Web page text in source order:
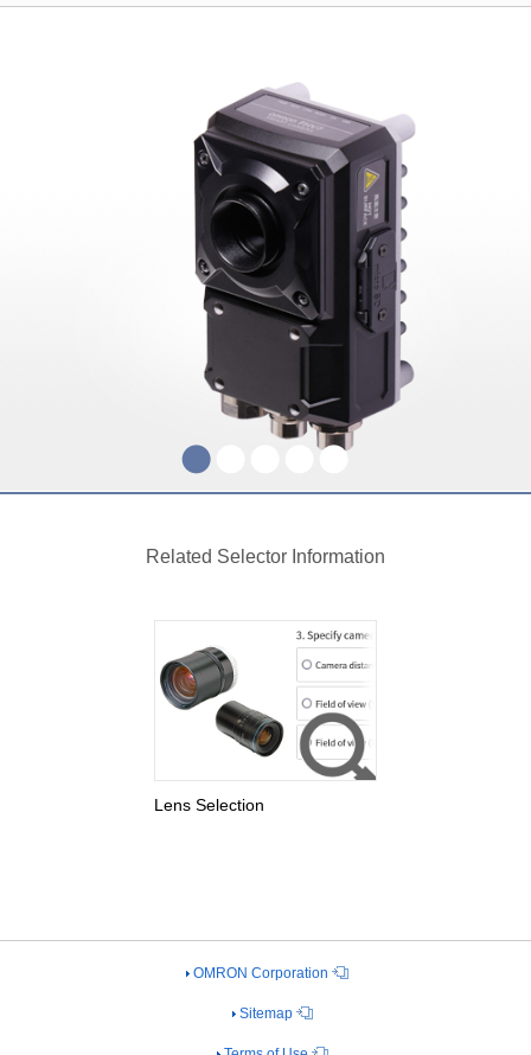
● ●
Related Selector Information
Lens Selection
OMRON Corporation
Sitemap